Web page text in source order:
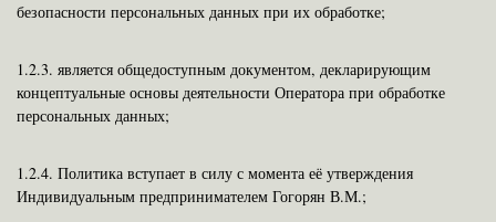
безопасности персональных данных при их обработке;
1.2.3. является общедоступным документом, декларирующим
концептуальные основы деятельности Оператора при обработке
персональных данных;
1.2.4. Политика вступает в силу с момента её утверждения
Индивидуальным предпринимателем Гогорян В.М.;